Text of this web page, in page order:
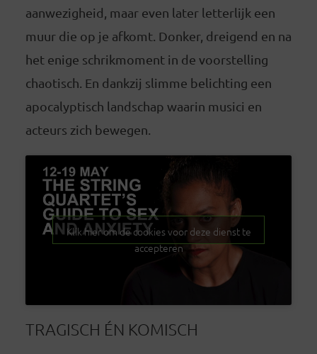
aanwezigheid, maar even later letterlijk een
muur die op je afkomt. Donker, dreigend en na
het enige schrikmoment in de voorstelling
chaotisch. En dankzij slimme belichting een
apocalyptisch landschap waarin musici en
acteurs zich bewegen.
Klik hier om de cookies voor deze dienst te
accepteren
TRAGISCH ÉN KOMISCH